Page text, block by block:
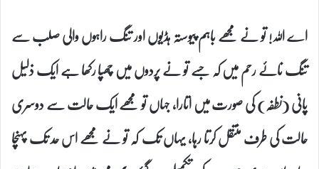
اے اللہ! تو نے مجھے باہم پیوستہ ہڈیوں اور تنگ راہوں والی صلب سے
تنگ نائے رحم میں کہ جسے تو نے پردوں میں چھپا رکھا ہے ایک ذلیل
پانی (نطفہ) کی صورت میں اتارا، جہاں تو مجھے ایک حالت سے دوسری
حالت کی طرف منتقل کرتا رہا، یہاں تک کہ تو نے مجھے اس حد تک پہنچا